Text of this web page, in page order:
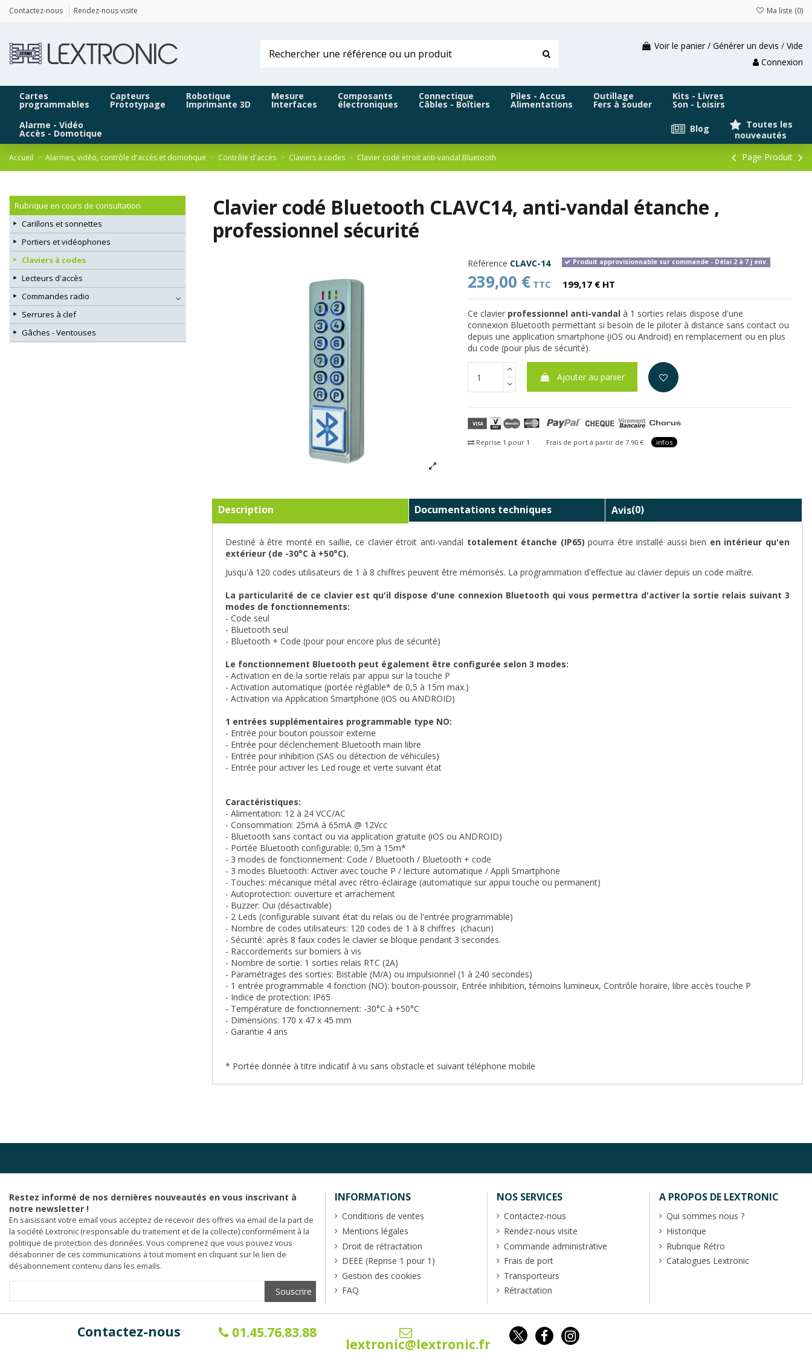
Contactez-nous Rendez-nous visite Ma liste (0)
Voir le panier / Générer un devis / Vide
Connexion
Cartes
programmables
Capteurs
Prototypage
Robotique
Imprimante 3D
Mesure
Interfaces
Composants
électroniques
Connectique
Câbles - Boîtiers
Piles - Accus
Alimentations
Outillage
Fers à souder
Kits - Livres
Son - Loisirs
Alarme - Vidéo
Accès - Domotique
Toutes les
nouveautés
Blog
Accueil Alarmes, vidéo, contrôle d'accès et domotique Contrôle d'accès Claviers à codes Clavier codé étroit anti-vandal Bluetooth Page Produit
Clavier codé Bluetooth CLAVC14, anti-vandal étanche ,
professionnel sécurité
Référence CLAVC-14 Produit approvisionnable sur commande - Délai 2 à 7 j env.
239,00 € TTC 199,17 € HT
Ce clavier professionnel anti-vandalà 1 sorties relais dispose d'une
connexion Bluetooth permettant si besoin de le piloter à distance sans contact ou
depuis une application smartphone (iOS ou Android) en remplacement ou en plus
du code (pour plus de sécurité).
Ajouter au panier
Reprise 1 pour 1 Frais de port à partir de 7.90 € infos
Description Documentations techniques Avis(0)
Destiné à être monté en saillie, ce clavier étroit anti-vandal totalement étanche (IP65)pourra être installé aussi bien en intérieur qu'en
extérieur (de -30°C à +50°C).
Jusqu'à 120 codes utilisateurs de 1 à 8 chiffres peuvent être mémorisés. La programmation d'effectue au clavier depuis un code maître.
La particularité de ce clavier est qu'il dispose d'une connexion Bluetooth qui vous permettra d'activer la sortie relais suivant 3
modes de fonctionnements:
- Code seul
- Bluetooth seul
- Bluetooth + Code (pour pour encore plus de sécurité)
Le fonctionnement Bluetooth peut également être configurée selon 3 modes:
- Activation en de la sortie relais par appui sur la touche P
- Activation automatique (portée réglable* de 0,5 à 15m max.)
- Activation via Application Smartphone (iOS ou ANDROID)
1 entrées supplémentaires programmable type NO:
- Entrée pour bouton poussoir externe
- Entrée pour déclenchement Bluetooth main libre
- Entrée pour inhibition (SAS ou détection de véhicules)
- Entrée pour activer les Led rouge et verte suivant état
Caractéristiques:
- Alimentation: 12 à 24 VCC/AC
- Consommation: 25mA à 65mA @ 12Vcc
- Bluetooth sans contact ou via application gratuite (iOS ou ANDROID)
- Portée Bluetooth configurable: 0,5m à 15m*
- 3 modes de fonctionnement: Code / Bluetooth / Bluetooth + code
- 3 modes Bluetooth: Activer avec touche P / lecture automatique / Appli Smartphone
- Touches: mécanique métal avec rétro-éclairage (automatique sur appui touche ou permanent)
- Autoprotection: ouverture et arrachement
- Buzzer: Oui (désactivable)
- 2 Leds (configurable suivant état du relais ou de l'entrée programmable)
- Nombre de codes utilisateurs: 120 codes de 1 à 8 chiffres (chacun)
- Sécurité: après 8 faux codes le clavier se bloque pendant 3 secondes.
- Raccordements sur borniers à vis
- Nombre de sortie: 1 sorties relais RTC (2A)
- Paramétrages des sorties: Bistable (M/A) ou impulsionnel (1 à 240 secondes)
- 1 entrée programmable 4 fonction (NO): bouton-poussoir, Entrée inhibition, témoins lumineux, Contrôle horaire, libre accès touche P
- Indice de protection: IP65
- Température de fonctionnement: -30°C à +50°C
- Dimensions: 170 x 47 x 45 mm
- Garantie 4 ans
* Portée donnée à titre indicatif à vu sans obstacle et suivant téléphone mobile
Rubrique en cours de consultation
Carillons et sonnettes
Portiers et vidéophones
Claviers à codes
Lecteurs d'accès
Commandes radio
Serrures à clef
Gâches - Ventouses
Restez informé de nos dernières nouveautés en vous inscrivant à
notre newsletter !
En saisissant votre email vous acceptez de recevoir des offres via email de la part de
la société Lextronic (responsable du traitement et de la collecte) conformément à la
politique de protection des données. Vous comprenez que vous pouvez vous
désabonner de ces communications à tout moment en cliquant sur le lien de
désabonnement contenu dans les emails.
INFORMATIONS
Conditions de ventes
Mentions légales
Droit de rétractation
DEEE (Reprise 1 pour 1)
Gestion des cookies
FAQ
NOS SERVICES
Contactez-nous
Rendez-nous visite
Commande administrative
Frais de port
Transporteurs
Rétractation
A PROPOS DE LEXTRONIC
Qui sommes nous ?
Historique
Rubrique Rétro
Catalogues Lextronic
Contactez-nous 01.45.76.83.88
lextronic@lextronic.fr
Panneau de gestion des cookies